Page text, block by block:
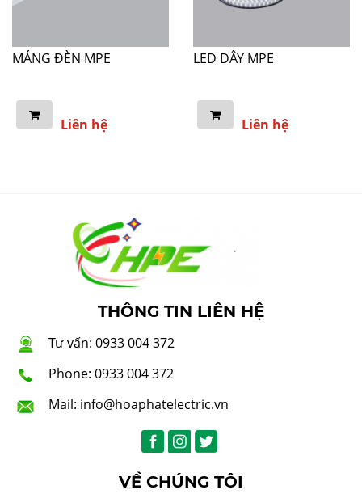
MÁNG ĐÈN MPE
Liên hệ
LED DÂY MPE
Liên hệ
THÔNG TIN LIÊN HỆ
Tư vấn: 0933 004 372
Phone: 0933 004 372
Mail: info@hoaphatelectric.vn
VỀ CHÚNG TÔI